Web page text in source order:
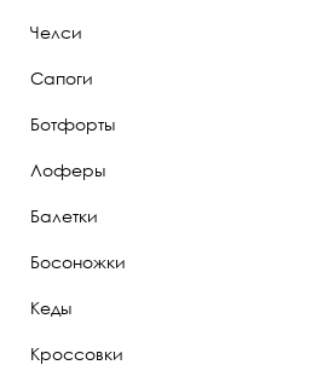
Челси
Сапоги
Ботфорты
Лоферы
Балетки
Босоножки
Кеды
Кроссовки